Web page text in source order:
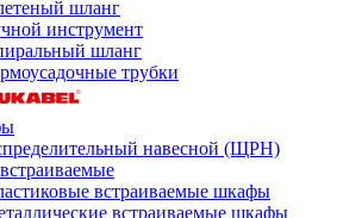
шланг
инструмент
шланг
трубки
навесной (ЩРН)
встраиваемые шкафы
встраиваемые шкафы